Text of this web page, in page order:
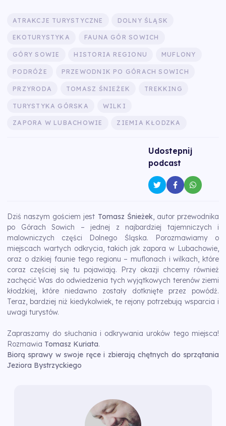
ATRAKCJE TURYSTYCZNE DOLNY ŚLĄSK
EKOTURYSTYKA FAUNA GÓR SOWICH
GÓRY SOWIE HISTORIA REGIONU MUFLONY
PODRÓŻE PRZEWODNIK PO GÓRACH SOWICH
PRZYRODA TOMASZ ŚNIEŻEK TREKKING
TURYSTYKA GÓRSKA WILKI
ZAPORA W LUBACHOWIE ZIEMIA KŁODZKA
Udostepnij
podcast
Dziś naszym gościem jest Tomasz Śnieżek, autor przewodnika
po Górach Sowich – jednej z najbardziej tajemniczych i
malowniczych części Dolnego Śląska. Porozmawiamy o
miejscach wartych odkrycia, takich jak zapora w Lubachowie,
oraz o dzikiej faunie tego regionu – muflonach i wilkach, które
coraz częściej się tu pojawiają. Przy okazji chcemy również
zachęcić Was do odwiedzenia tych wyjątkowych terenów ziemi
kłodzkiej, które niedawno zostały dotknięte przez powódź.
Teraz, bardziej niż kiedykolwiek, te rejony potrzebują wsparcia i
uwagi turystów.
Zapraszamy do słuchania i odkrywania uroków tego miejsca!
Rozmawia Tomasz Kuriata.
Biorą sprawy w swoje ręce i zbierają chętnych do sprzątania
Jeziora Bystrzyckiego